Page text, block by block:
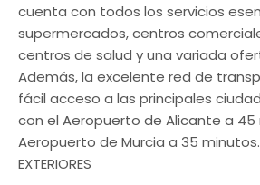
cuenta con todos los servicios
supermercados, centros
centros de salud y una variada
Además, la excelente red de
fácil acceso a las principales
con el Aeropuerto de Alicante a 45
Aeropuerto de Murcia a 35 minutos.
EXTERIORES